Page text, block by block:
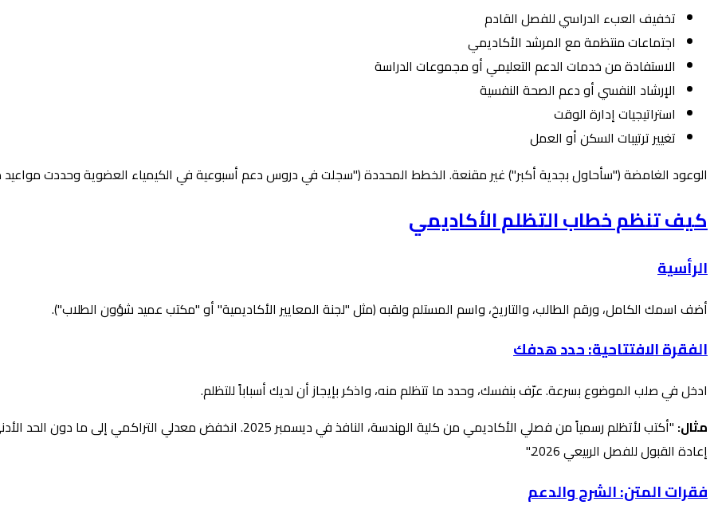
تخفيف العبء الدراسي للفصل القادم
اجتماعات منتظمة مع المرشد الأكاديمي
الاستفادة من خدمات الدعم التعليمي أو مجموعات الدراسة
الإرشاد النفسي أو دعم الصحة النفسية
استراتيجيات إدارة الوقت
تغيير ترتيبات السكن أو العمل
الوعود الغامضة ("سأحاول بجدية أكبر") غير مقنعة. الخطط المحددة ("سجلت في دروس دعم أسبوعية في الكيمياء العضوية وحددت
كيف تنظم خطاب التظلم الأكاديمي
الرأسية
أضف اسمك الكامل، ورقم الطالب، والتاريخ، واسم المستلم ولقبه (مثل "لجنة المعايير الأكاديمية" أو "مكتب عميد شؤون الطلاب").
الفقرة الافتتاحية: حدد هدفك
ادخل في صلب الموضوع بسرعة. عرّف بنفسك، وحدد ما تتظلم منه، واذكر بإيجاز أن لديك أسباباً للتظلم.
مثال:
إعادة القبول للفصل الربيعي 2026."
فقرات المتن: الشرح والدعم